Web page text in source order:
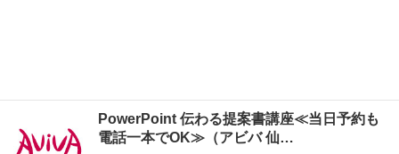
PowerPoint 伝わる提案書講座≪当日予約も
電話一本でOK≫（アビバ 仙…